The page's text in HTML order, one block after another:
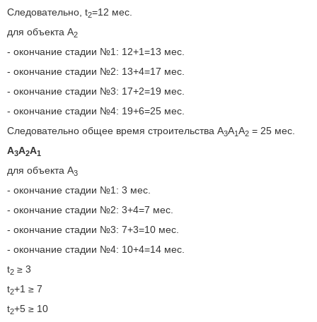
Следовательно, t2=12 мес.
для объекта A2
- окончание стадии №1: 12+1=13 мес.
- окончание стадии №2: 13+4=17 мес.
- окончание стадии №3: 17+2=19 мес.
- окончание стадии №4: 19+6=25 мес.
Следовательно общее время строительства A3A1A2 = 25 мес.
A3A2A1
для объекта A3
- окончание стадии №1: 3 мес.
- окончание стадии №2: 3+4=7 мес.
- окончание стадии №3: 7+3=10 мес.
- окончание стадии №4: 10+4=14 мес.
t2 ≥ 3
t2+1 ≥ 7
t2+5 ≥ 10